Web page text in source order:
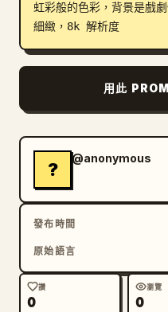
部落格
更新
虹彩般的色彩，背景是戲
細緻，8k 解析度
用此
?
@anonymous
發布時間
原始語言
讚
0
瀏覽
0